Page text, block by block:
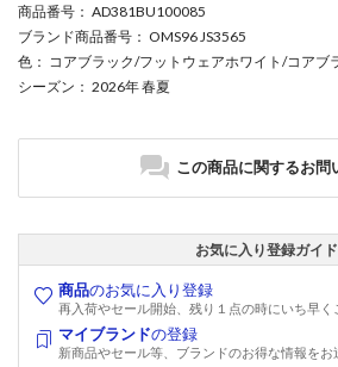
商品番号 ： AD381BU100085
ブランド商品番号 ： OMS96 JS3565
色 ： コアブラック/フットウェアホワイト/コアブ
シーズン ： 2026年 春夏
この商品に関するお問
お気に入り登録ガイド
商品のお気に入り登録
再入荷やセール開始、残り１点の時にいち早く
マイブランドの登録
新商品やセール等、ブランドのお得な情報をお